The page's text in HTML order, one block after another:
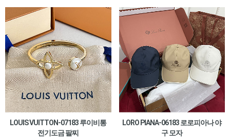
LOUIS VUITTON-07183 루이비통
전기도금 팔찌
LORO PIANA-06183 로로피아나 야
구 모자